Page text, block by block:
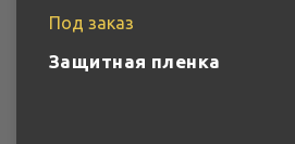
Под заказ
Защитная пленка